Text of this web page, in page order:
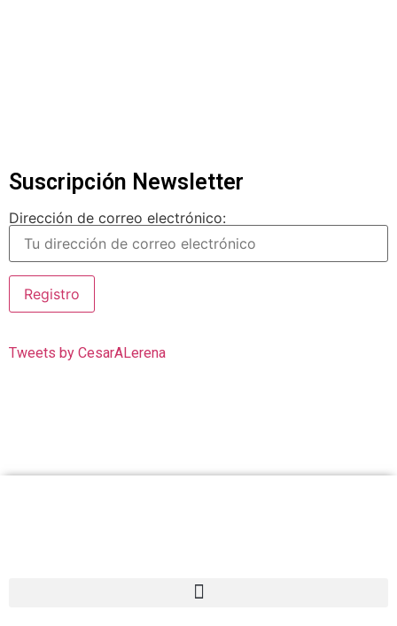
Suscripción Newsletter
Dirección de correo electrónico:
Tweets by CesarALerena